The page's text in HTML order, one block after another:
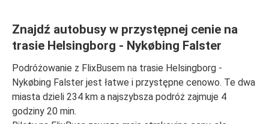
Znajdź autobusy w przystępnej cenie na
trasie Helsingborg - Nykøbing Falster
Podróżowanie z FlixBusem na trasie Helsingborg -
Nykøbing Falster jest łatwe i przystępne cenowo. Te dwa
miasta dzieli 234 km a najszybsza podróż zajmuje 4
godziny 20 min.